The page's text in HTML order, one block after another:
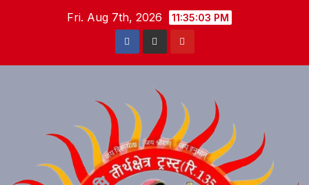
Fri. Aug 7th, 2026 11:35:04 PM